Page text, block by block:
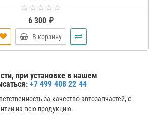
6 300 ₽
В корзину
при установке в нашем
+7 499 408 22 44
за качество автозапчастей, с
на всю продукцию.